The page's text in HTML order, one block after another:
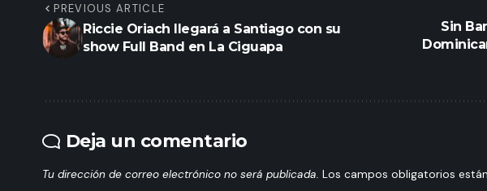
PREVIOUS ARTICLE
Riccie Oriach llegará a Santiago con su
show Full Band en La Ciguapa
Sin
Deja un comentario
Tu dirección de correo electrónico no será publicada. Los campos obligatorios